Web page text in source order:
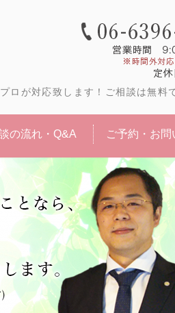
変更なら大阪市淀
ロが対応致します！ご相談は無料
の流れ・Q&A ご予約・お問